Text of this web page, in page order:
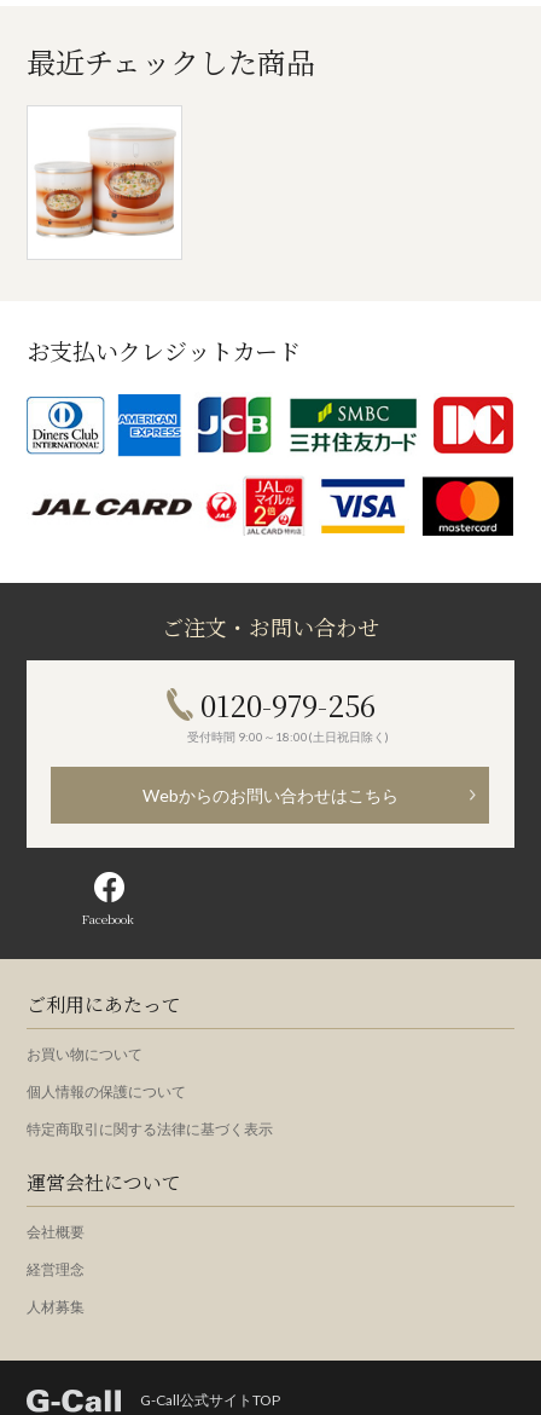
最近チェックした商品
お支払いクレジットカード
ご注文・お問い合わせ
0120-979-256
受付時間 9:00～18:00(土日祝日除く)
Webからのお問い合わせはこちら
Facebook
ご利用にあたって
お買い物について
個人情報の保護について
特定商取引に関する法律に基づく表示
運営会社について
会社概要
経営理念
人材募集
G-Call公式サイトTOP